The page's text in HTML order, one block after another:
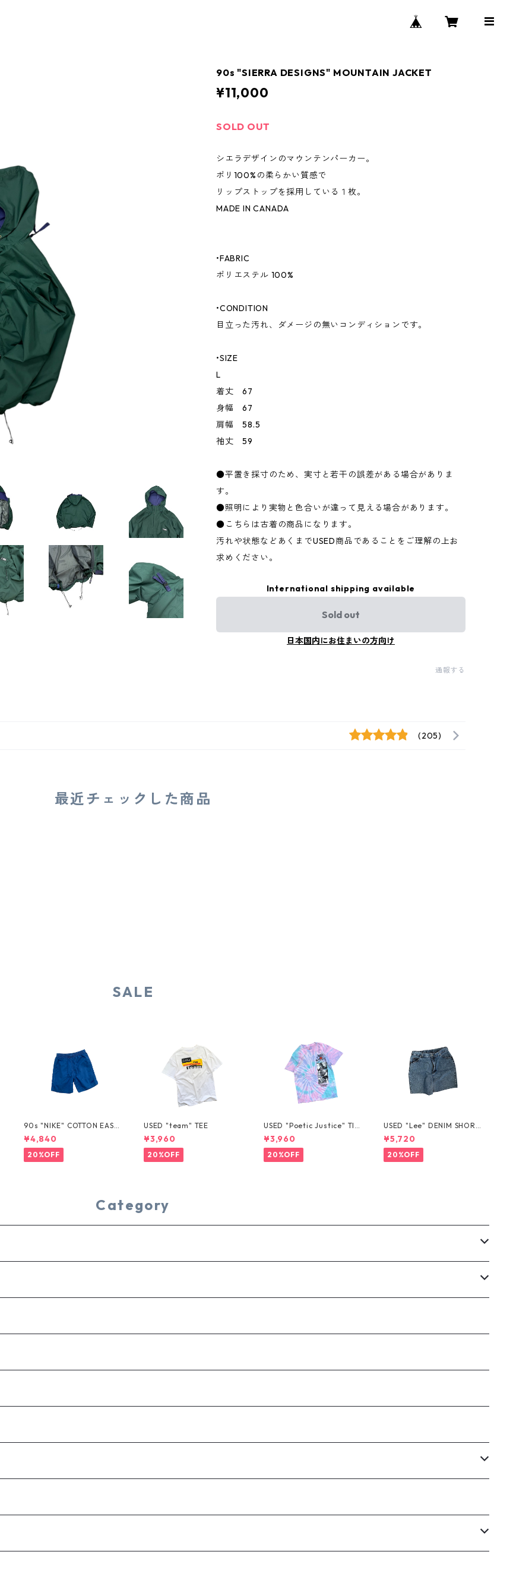
90s "SIERRA DESIGNS" MOUNTAIN JACKET
¥11,000
SOLD OUT
シエラデザインのマウンテンパーカー。
ポリ100%の柔らかい質感で
リップストップを採用している１枚。
MADE IN CANADA
•FABRIC
ポリエステル 100%
•CONDITION
目立った汚れ、ダメージの無いコンディションです。
•SIZE
L
着丈 67
身幅 67
肩幅 58.5
袖丈 59
●平置き採寸のため、実寸と若干の誤差がある場合がありま
す。
●照明により実物と色合いが違って見える場合があります。
●こちらは古着の商品になります。
汚れや状態などあくまでUSED商品であることをご理解の上お
求めください。
International shipping available
Sold out
日本国内にお住まいの方向け
通報する
(205)
最近チェックした商品
SALE
90s "NIKE" COTTON EASY
SHORTS
¥4,840
20%OFF
USED "team" TEE
¥3,960
20%OFF
USED "Poetic Justice" TIE
-DYE TEE
¥3,960
20%OFF
USED "Lee" DENIM SHORT
S
¥5,720
20%OFF
Category